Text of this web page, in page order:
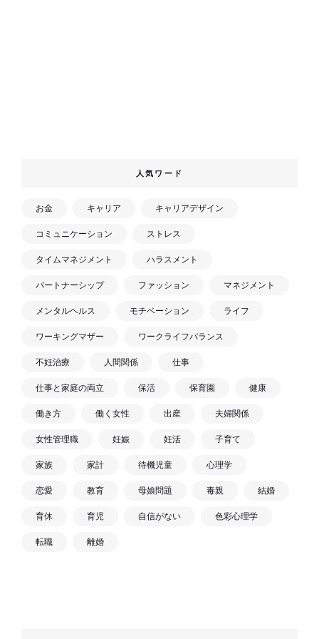
人気ワード
お金 キャリア キャリアデザイン
コミュニケーション ストレス
タイムマネジメント ハラスメント
パートナーシップ ファッション マネジメント
メンタルヘルス モチベーション ライフ
ワーキングマザー ワークライフバランス
不妊治療 人間関係 仕事
仕事と家庭の両立 保活 保育園 健康
働き方 働く女性 出産 夫婦関係
女性管理職 妊娠 妊活 子育て
家族 家計 待機児童 心理学
恋愛 教育 母娘問題 毒親 結婚
育休 育児 自信がない 色彩心理学
転職 離婚